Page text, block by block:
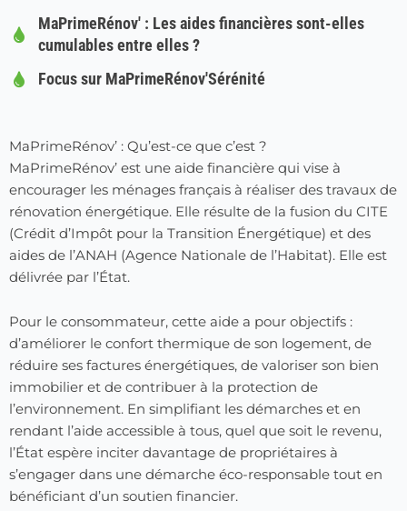
MaPrimeRénov' : Les aides financières sont-elles
cumulables entre elles ?
Focus sur MaPrimeRénov'Sérénité
MaPrimeRénov’ : Qu’est-ce que c’est ?
MaPrimeRénov’ est une aide financière qui vise à
encourager les ménages français à réaliser des travaux de
rénovation énergétique. Elle résulte de la fusion du CITE
(Crédit d’Impôt pour la Transition Énergétique) et des
aides de l’ANAH (Agence Nationale de l’Habitat). Elle est
délivrée par l’État.
Pour le consommateur, cette aide a pour objectifs :
d’améliorer le confort thermique de son logement, de
réduire ses factures énergétiques, de valoriser son bien
immobilier et de contribuer à la protection de
l’environnement. En simplifiant les démarches et en
rendant l’aide accessible à tous, quel que soit le revenu,
l’État espère inciter davantage de propriétaires à
s’engager dans une démarche éco-responsable tout en
bénéficiant d’un soutien financier.